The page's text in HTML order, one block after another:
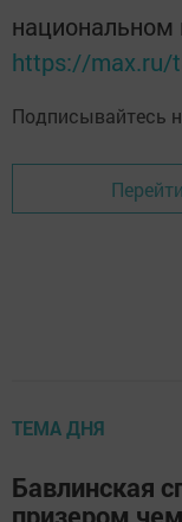
https://max.ru/
Подписывайтесь
ТЕМА ДНЯ
Бавлинская